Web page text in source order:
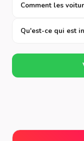
Comment les
Qu'est-ce qui est